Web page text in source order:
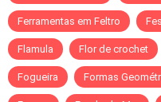
Ferramentas em Feltro
Flamula Flor de crochet
Fogueira Formas